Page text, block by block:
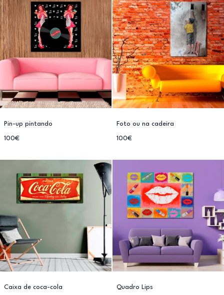
Pin-up pintando
100€
Foto ou na cadeira
100€
Caixa de coca-cola Quadro Lips